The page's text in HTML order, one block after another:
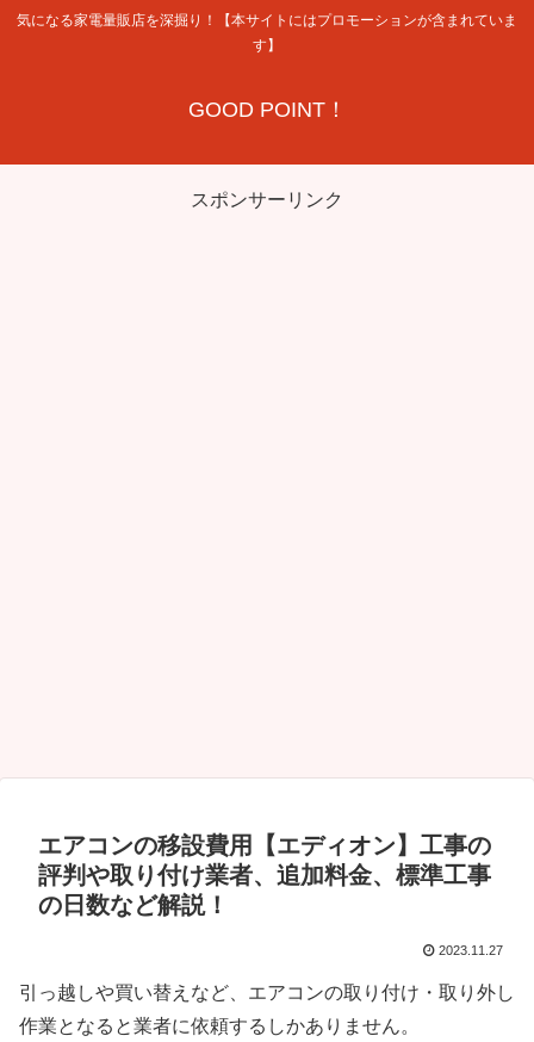
気になる家電量販店を深掘り！【本サイトにはプロモーションが含まれていま
す】
GOOD POINT！
スポンサーリンク
エアコンの移設費用【エディオン】工事の
評判や取り付け業者、追加料金、標準工事
の日数など解説！
2023.11.27
引っ越しや買い替えなど、エアコンの取り付け・取り外し
作業となると業者に依頼するしかありません。